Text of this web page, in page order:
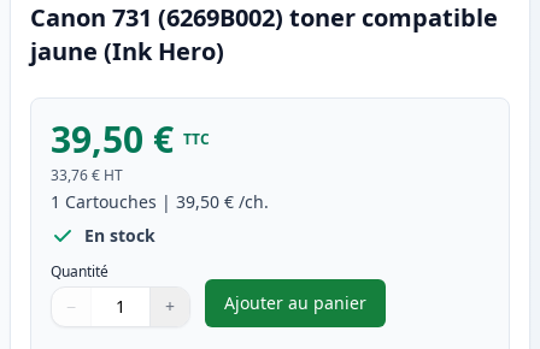
Canon 731 (6269B002) toner compatible
jaune (Ink Hero)
39,50 € TTC
33,76 € HT
1 Cartouches | 39,50 € /ch.
En stock
Quantité
Quantité
Utilisez les boutons pour ajuster
− +
Quantité
Ajouter au panier
,Canon 731 (6269B002)